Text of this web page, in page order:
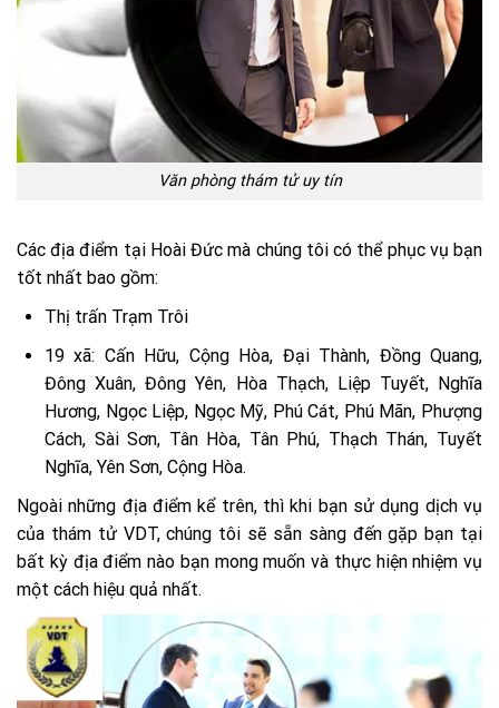
Văn phòng thám tử uy tín
Các địa điểm tại Hoài Đức mà chúng tôi có thể phục vụ bạn
tốt nhất bao gồm:
Thị trấn Trạm Trôi
19 xã: Cấn Hữu, Cộng Hòa, Đại Thành, Đồng Quang,
Đông Xuân, Đông Yên, Hòa Thạch, Liệp Tuyết, Nghĩa
Hương, Ngọc Liệp, Ngọc Mỹ, Phú Cát, Phú Mãn, Phượng
Cách, Sài Sơn, Tân Hòa, Tân Phú, Thạch Thán, Tuyết
Nghĩa, Yên Sơn, Cộng Hòa.
Ngoài những địa điểm kể trên, thì khi bạn sử dụng dịch vụ
của thám tử VDT, chúng tôi sẽ sẵn sàng đến gặp bạn tại
bất kỳ địa điểm nào bạn mong muốn và thực hiện nhiệm vụ
một cách hiệu quả nhất.